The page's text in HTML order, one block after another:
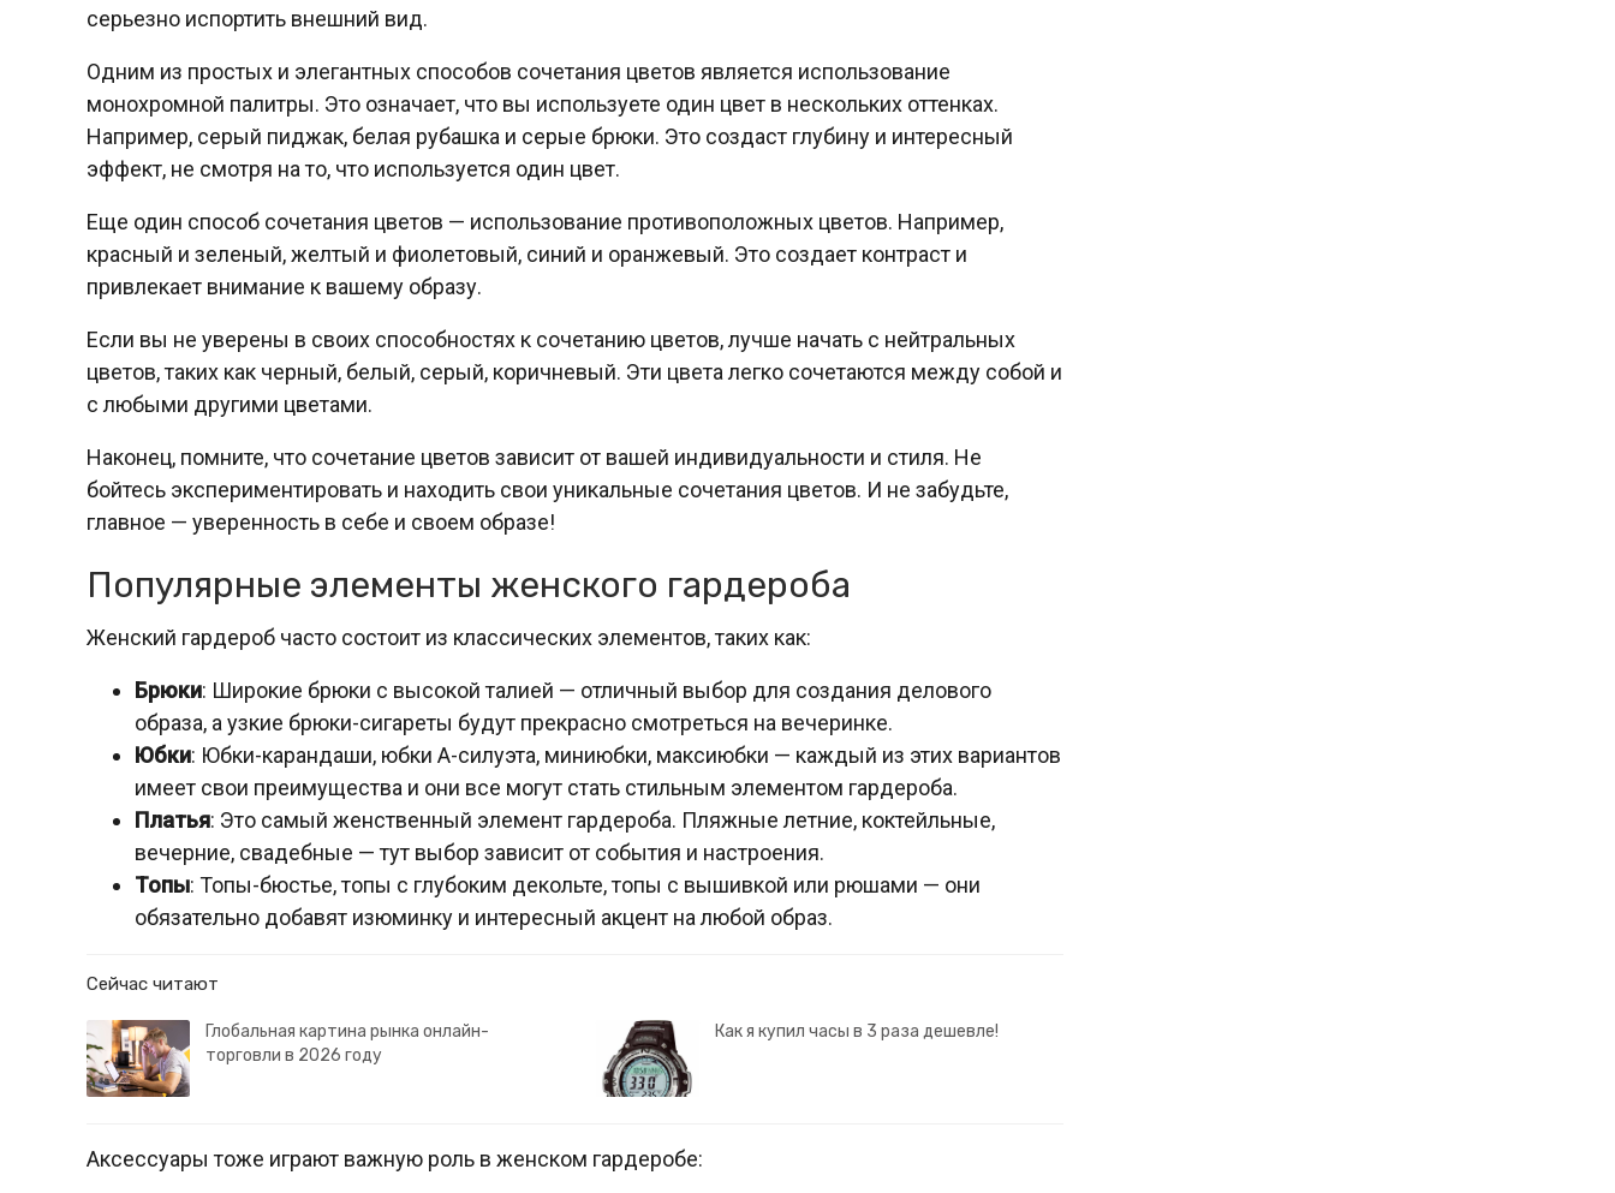
серьезно испортить внешний вид.
Одним из простых и элегантных способов сочетания цветов является использование
монохромной палитры. Это означает, что вы используете один цвет в нескольких оттенках.
Например, серый пиджак, белая рубашка и серые брюки. Это создаст глубину и интересный
эффект, не смотря на то, что используется один цвет.
Еще один способ сочетания цветов — использование противоположных цветов. Например,
красный и зеленый, желтый и фиолетовый, синий и оранжевый. Это создает контраст и
привлекает внимание к вашему образу.
Если вы не уверены в своих способностях к сочетанию цветов, лучше начать с нейтральных
цветов, таких как черный, белый, серый, коричневый. Эти цвета легко сочетаются между собой и
с любыми другими цветами.
Наконец, помните, что сочетание цветов зависит от вашей индивидуальности и стиля. Не
бойтесь экспериментировать и находить свои уникальные сочетания цветов. И не забудьте,
главное — уверенность в себе и своем образе!
Популярные элементы женского гардероба
Женский гардероб часто состоит из классических элементов, таких как:
Брюки: Широкие брюки с высокой талией — отличный выбор для создания делового
образа, а узкие брюки-сигареты будут прекрасно смотреться на вечеринке.
Юбки: Юбки-карандаши, юбки A-силуэта, миниюбки, максиюбки — каждый из этих вариантов
имеет свои преимущества и они все могут стать стильным элементом гардероба.
Платья: Это самый женственный элемент гардероба. Пляжные летние, коктейльные,
вечерние, свадебные — тут выбор зависит от события и настроения.
Топы: Топы-бюстье, топы с глубоким декольте, топы с вышивкой или рюшами — они
обязательно добавят изюминку и интересный акцент на любой образ.
Сейчас читают
Глобальная картина рынка онлайн-
торговли в 2026 году
Как я купил часы в 3 раза дешевле!
Аксессуары тоже играют важную роль в женском гардеробе: